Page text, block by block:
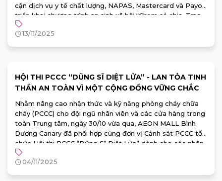
cận dịch vụ y tế chất lượng, NAPAS, Mastercard và Payoo
triển khai chương trình an sinh xã hội “Chạm sẻ chia, Trao
hy vọng 2025”, với mục tiêu tầm soát ung thư miễn phí
cho 2.010 phụ nữ yếu thế toàn quốc.
13/11/2025
HỘI THI PCCC “DŨNG SĨ DIỆT LỬA” - LAN TỎA TINH
THẦN AN TOÀN VÌ MỘT CỘNG ĐỒNG VỮNG CHẮC
Nhằm nâng cao nhận thức và kỹ năng phòng cháy chữa
cháy (PCCC) cho đội ngũ nhân viên và các cửa hàng trong
toàn Trung tâm, ngày 30/10 vừa qua, AEON MALL Bình
Dương Canary đã phối hợp cùng đơn vị Cảnh sát PCCC tổ
chức Hội thi PCCC “Dũng Sĩ Diệt Lửa” dành cho các nhân
viên tenant tại Trung tâm Thương mại.
04/11/2025